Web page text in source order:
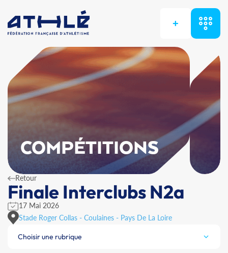
+
COMPÉTITIONS
Retour
Finale Interclubs N2a
17 Mai 2026
Stade Roger Collas - Coulaines - Pays De La Loire
Choisir une rubrique